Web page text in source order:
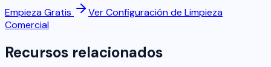
Empieza Gratis
Ver Configuración de Limpieza
Comercial
Recursos relacionados